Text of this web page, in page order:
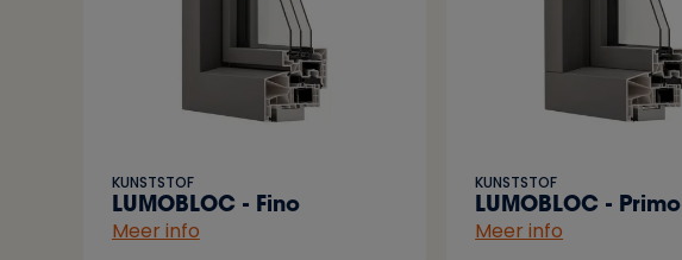
KUNSTSTOF
LUMOBLOC - Fino
Meer info
KUNSTSTOF
LUMOBLOC - Primo
Meer info